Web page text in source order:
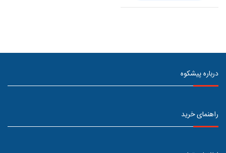
درباره پیشکوه
راهنمای خرید